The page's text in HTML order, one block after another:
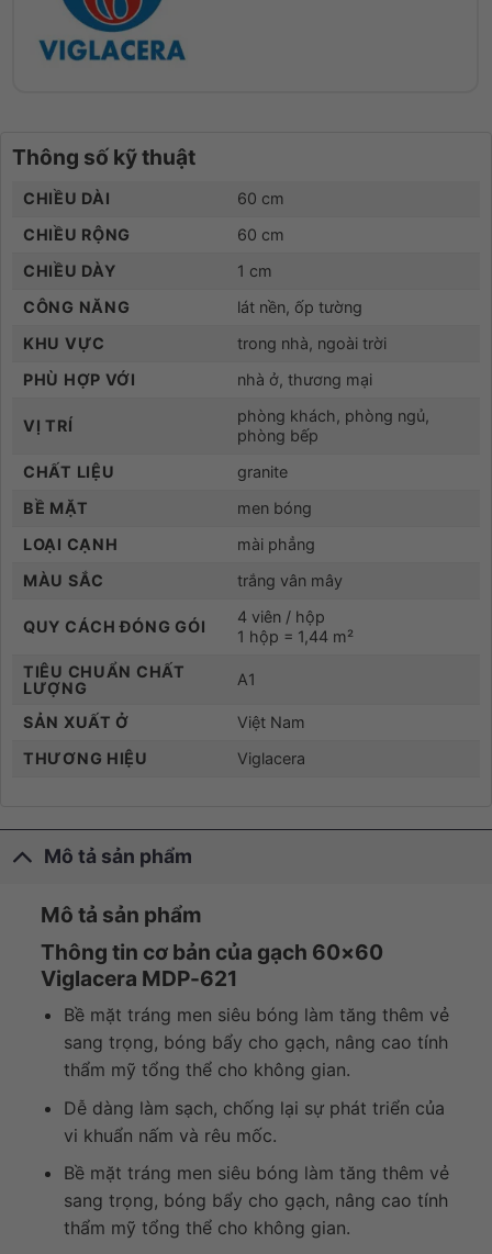
Thông số kỹ thuật
CHIỀU DÀI
60 cm
CHIỀU RỘNG
60 cm
CHIỀU DÀY
1 cm
CÔNG NĂNG
lát nền, ốp tường
KHU VỰC
trong nhà, ngoài trời
PHÙ HỢP VỚI
nhà ở, thương mại
VỊ TRÍ
phòng khách, phòng ngủ,
phòng bếp
CHẤT LIỆU
granite
BỀ MẶT
men bóng
LOẠI CẠNH
mài phẳng
MÀU SẮC
trắng vân mây
QUY CÁCH ĐÓNG GÓI
4 viên / hộp
1 hộp = 1,44 m²
TIÊU CHUẨN CHẤT
LƯỢNG
A1
SẢN XUẤT Ở
Việt Nam
THƯƠNG HIỆU
Viglacera
Mô tả sản phẩm
Mô tả sản phẩm
Thông tin cơ bản của gạch 60×60
Viglacera MDP-621
Bề mặt tráng men siêu bóng làm tăng thêm vẻ
sang trọng, bóng bẩy cho gạch, nâng cao tính
thẩm mỹ tổng thể cho không gian.
Dễ dàng làm sạch, chống lại sự phát triển của
vi khuẩn nấm và rêu mốc.
Bề mặt tráng men siêu bóng làm tăng thêm vẻ
sang trọng, bóng bẩy cho gạch, nâng cao tính
thẩm mỹ tổng thể cho không gian.